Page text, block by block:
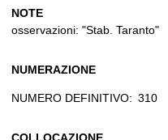
NOTE
osservazioni: "Stab. Taranto"
NUMERAZIONE
NUMERO DEFINITIVO: 310
COLLOCAZIONE